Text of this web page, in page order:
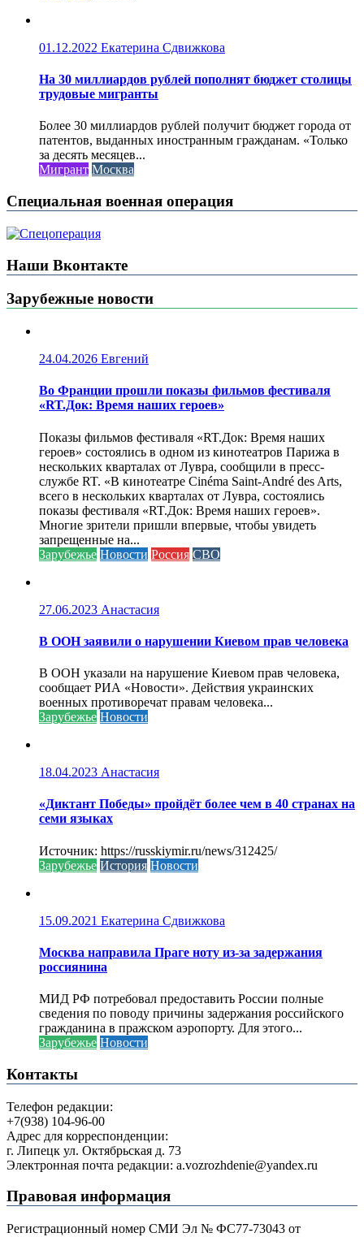
01.12.2022 Екатерина Сдвижкова
На 30 миллиардов рублей пополнят бюджет столицы
трудовые мигранты
Более 30 миллиардов рублей получит бюджет города от
патентов, выданных иностранным гражданам. «Только
за десять месяцев...
Мигрант Москва
Специальная военная операция
Наши Вконтакте
Зарубежные новости
24.04.2026 Евгений
Во Франции прошли показы фильмов фестиваля
«RT.Док: Время наших героев»
Показы фильмов фестиваля «RT.Док: Время наших
героев» состоялись в одном из кинотеатров Парижа в
нескольких кварталах от Лувра, сообщили в пресс-
службе RT. «В кинотеатре Cinéma Saint-André des Arts,
всего в нескольких кварталах от Лувра, состоялись
показы фестиваля «RT.Док: Время наших героев».
Многие зрители пришли впервые, чтобы увидеть
запрещенные на...
Зарубежье Новости Россия СВО
27.06.2023 Анастасия
В ООН заявили о нарушении Киевом прав человека
В ООН указали на нарушение Киевом прав человека,
сообщает РИА «Новости». Действия украинских
военных противоречат правам человека...
Зарубежье Новости
18.04.2023 Анастасия
«Диктант Победы» пройдёт более чем в 40 странах на
семи языках
Источник: https://russkiymir.ru/news/312425/
Зарубежье История Новости
15.09.2021 Екатерина Сдвижкова
Москва направила Праге ноту из-за задержания
россиянина
МИД РФ потребовал предоставить России полные
сведения по поводу причины задержания российского
гражданина в пражском аэропорту. Для этого...
Зарубежье Новости
Контакты
Телефон редакции:
+7(938) 104-96-00
Адрес для корреспонденции:
г. Липецк ул. Октябрьская д. 73
Электронная почта редакции: a.vozrozhdenie@yandex.ru
Правовая информация
Регистрационный номер СМИ Эл № ФС77-73043 от